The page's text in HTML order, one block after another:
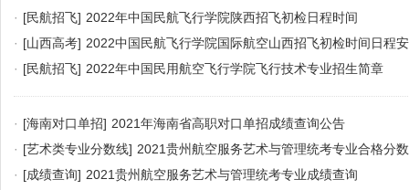
· [民航招飞] 2022年中国民航飞行学院陕西招飞初检日程时间
· [山西高考] 2022中国民航飞行学院国际航空山西招飞初检时间日程
· [民航招飞] 2022年中国民用航空飞行学院飞行技术专业招生简章
· [海南对口单招] 2021年海南省高职对口单招成绩查询公告
· [艺术类专业分数线] 2021贵州航空服务艺术与管理统考专业合格分
· [成绩查询] 2021贵州航空服务艺术与管理统考专业成绩查询